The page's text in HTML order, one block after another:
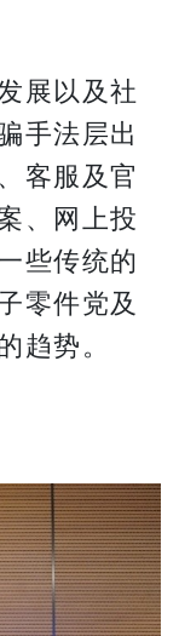
展以及社
手法层出
客服及官
、网上投
些传统的
零件党及
趋势。